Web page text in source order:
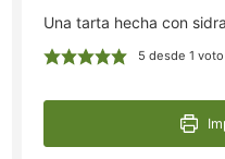
Una tarta hecha con sidra
5 desde 1 voto